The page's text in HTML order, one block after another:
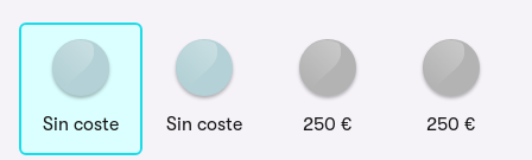
Sin coste Sin coste 250 € 250 €